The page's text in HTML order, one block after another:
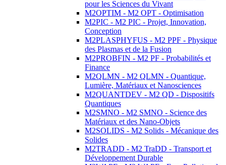
pour les Sciences du Vivant
M2OPTIM - M2 OPT - Optimisation
M2PIC - M2 PIC - Projet, Innovation,
Conception
M2PLASPHYFUS - M2 PPF - Physique
des Plasmas et de la Fusion
M2PROBFIN - M2 PF - Probabilités et
Finance
M2QLMN - M2 QLMN - Quantique,
Lumière, Matériaux et Nanosciences
M2QUANTDEV - M2 QD - Dispositifs
Quantiques
M2SMNO - M2 SMNO - Science des
Matériaux et des Nano-Objets
M2SOLIDS - M2 Solids - Mécanique des
Solides
M2TRADD - M2 TraDD - Transport et
Développement Durable